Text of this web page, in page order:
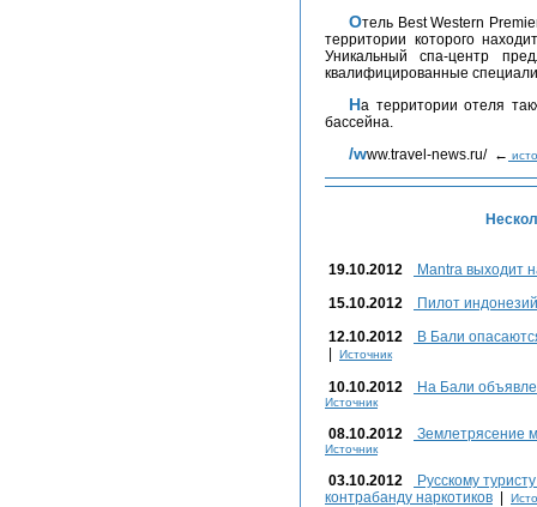
Отель Best Western Premier Hotel Solo стал первым отелем в Индонезии, на
территории которого
Уникальный спа-центр
квалифицированные
На территории отеля также расположены ресторан Srikandi и бар около
бассейна.
/www.travel-news.ru/ ←
19.10.2012
Mantra выходит
15.10.2012
Пилот
12.10.2012
В Бали
Источник
10.10.2012 На Бали
Источник
08.10.2012 Землетрясение
Источник
03.10.2012
Русскому
контрабанду наркотиков